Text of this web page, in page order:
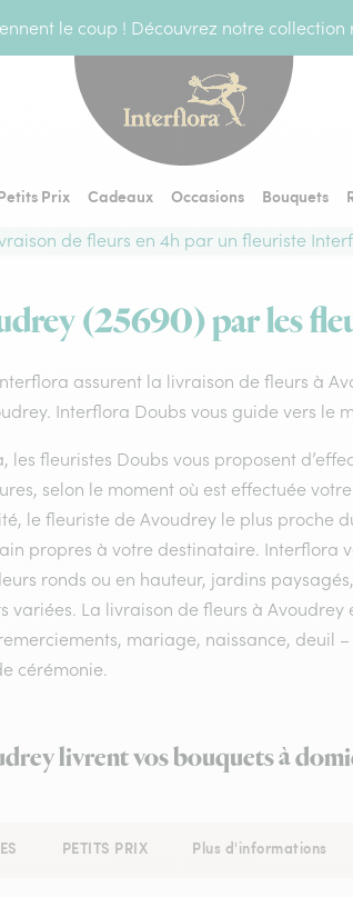
le coup ! Découvrez notre
Prix Cadeaux Occasions Bouquets
de fleurs en 4h par un fleuriste
(25690) par les
assurent la livraison de fleurs à
Interflora Doubs vous guide vers le
les fleuristes Doubs vous proposent
selon le moment où est effectuée
le fleuriste de Avoudrey le plus proche
propres à votre destinataire. Interflora
ronds ou en hauteur, jardins
variées. La livraison de fleurs à
mariage, naissance, deuil
cérémonie.
livrent vos bouquets à
PETITS PRIX Plus d'informations